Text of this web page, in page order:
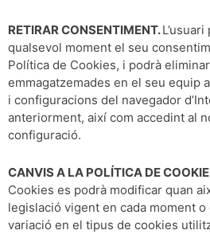
RETIRAR CONSENTIMENT.
qualsevol moment el seu
Política de Cookies, i podrà
emmagatzemades en el seu equip
i configuracions del navegador
anteriorment, així com accedint al
configuració.
CANVIS A LA POLÍTICA DE
Cookies es podrà modificar quan
legislació vigent en cada moment
variació en el tipus de cookies